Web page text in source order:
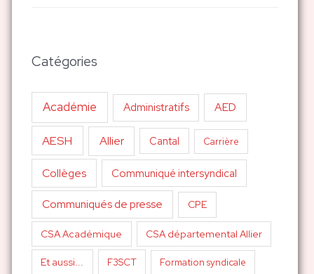
Catégories
Académie Administratifs AED
AESH Allier Cantal Carrière
Collèges Communiqué intersyndical
Communiqués de presse CPE
CSA Académique CSA départemental Allier
Et aussi... F3SCT Formation syndicale